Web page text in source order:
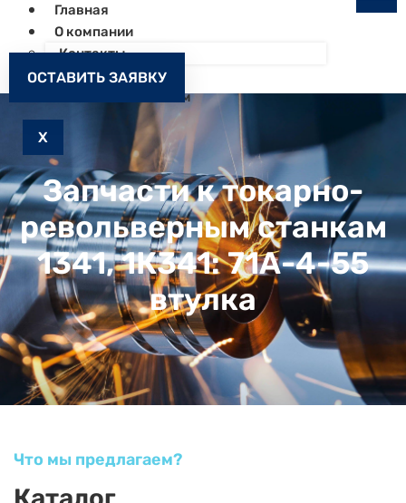
Главная
О компании
Контакты
Как заказать
Запчасти к станкам
X
ОСТАВИТЬ ЗАЯВКУ
Запчасти к токарно-
револьверным станкам
1341, 1К341: 71А-4-55
втулка
Что мы предлагаем?